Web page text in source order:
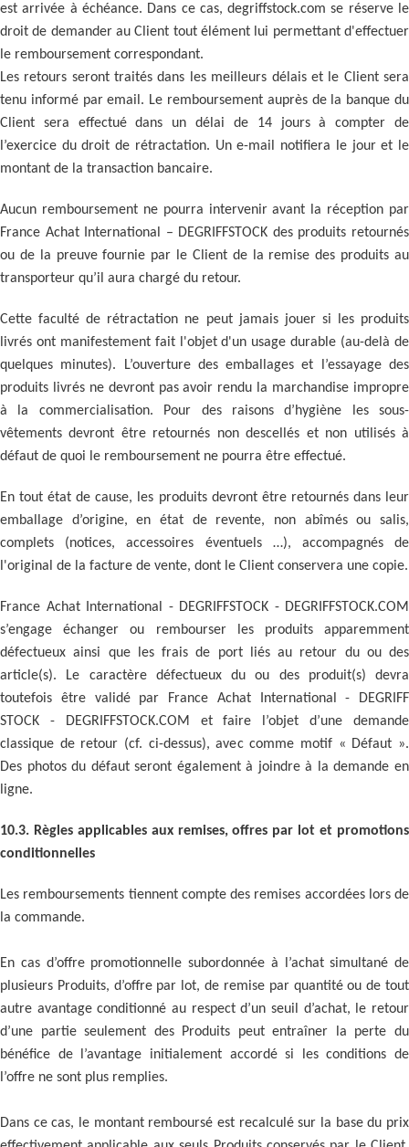
est arrivée à échéance. Dans ce cas, degriffstock.com se réserve le
droit de demander au Client tout élément lui permettant d'effectuer
le remboursement correspondant.
Les retours seront traités dans les meilleurs délais et le Client sera
tenu informé par email. Le remboursement auprès de la banque du
Client sera effectué dans un délai de 14 jours à compter de
l’exercice du droit de rétractation. Un e-mail notifiera le jour et le
montant de la transaction bancaire.
Aucun remboursement ne pourra intervenir avant la réception par
France Achat International – DEGRIFFSTOCK des produits retournés
ou de la preuve fournie par le Client de la remise des produits au
transporteur qu’il aura chargé du retour.
Cette faculté de rétractation ne peut jamais jouer si les produits
livrés ont manifestement fait l'objet d'un usage durable (au-delà de
quelques minutes). L’ouverture des emballages et l’essayage des
produits livrés ne devront pas avoir rendu la marchandise impropre
à la commercialisation. Pour des raisons d’hygiène les sous-
vêtements devront être retournés non descellés et non utilisés à
défaut de quoi le remboursement ne pourra être effectué.
En tout état de cause, les produits devront être retournés dans leur
emballage d’origine, en état de revente, non abîmés ou salis,
complets (notices, accessoires éventuels …), accompagnés de
l'original de la facture de vente, dont le Client conservera une copie.
France Achat International - DEGRIFFSTOCK - DEGRIFFSTOCK.COM
s’engage échanger ou rembourser les produits apparemment
défectueux ainsi que les frais de port liés au retour du ou des
article(s). Le caractère défectueux du ou des produit(s) devra
toutefois être validé par France Achat International - DEGRIFF
STOCK - DEGRIFFSTOCK.COM et faire l’objet d’une demande
classique de retour (cf. ci-dessus), avec comme motif « Défaut ».
Des photos du défaut seront également à joindre à la demande en
ligne.
10.3. Règles applicables aux remises, offres par lot et promotions
conditionnelles
Les remboursements tiennent compte des remises accordées lors de
la commande.
En cas d’offre promotionnelle subordonnée à l’achat simultané de
plusieurs Produits, d’offre par lot, de remise par quantité ou de tout
autre avantage conditionné au respect d’un seuil d’achat, le retour
d’une partie seulement des Produits peut entraîner la perte du
bénéfice de l’avantage initialement accordé si les conditions de
l’offre ne sont plus remplies.
Dans ce cas, le montant remboursé est recalculé sur la base du prix